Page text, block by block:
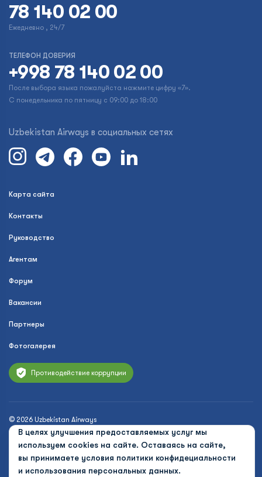
В целях улучшения предоставляемых услуг мы
используем cookies на сайте. Оставаясь на сайте,
вы принимаете условия политики конфидециальности
и использования персональных данных.
78 140 02 00
Ежедневно , 24/7
ТЕЛЕФОН ДОВЕРИЯ
+998 78 140 02 00
После выбора языка пожалуйста нажмите цифру «7».
С понедельника по пятницу с 09:00 до 18:00
Uzbekistan Airways в социальных сетях
Карта сайта
Контакты
Руководство
Агентам
Форум
Вакансии
Партнеры
Фотогалерея
Противодействие коррупции
© 2026 Uzbekistan Airways
Политика конфиденциальности
Публичная оферта